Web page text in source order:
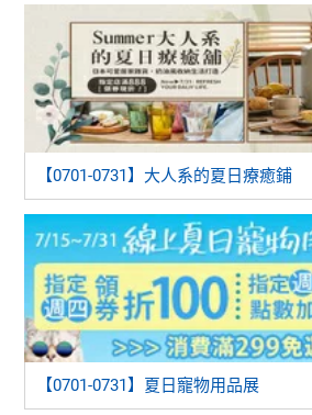
【0701-0731】大人系的夏日療癒鋪
【0701-0731】夏日寵物用品展